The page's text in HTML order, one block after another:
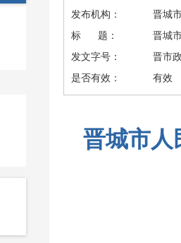
发布机构：
晋城
标 题：
晋城
发文字号：
晋市
是否有效：
有效
晋城市